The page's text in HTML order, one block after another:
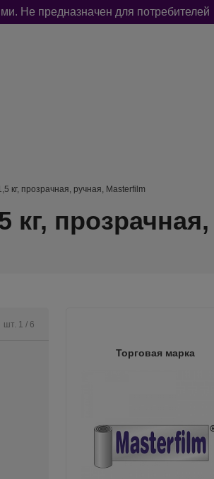
Не предназначен для потребителей
кг, прозрачная, ручная, Masterfilm
прозрачная,
шт. 1 / 6
Торговая марка